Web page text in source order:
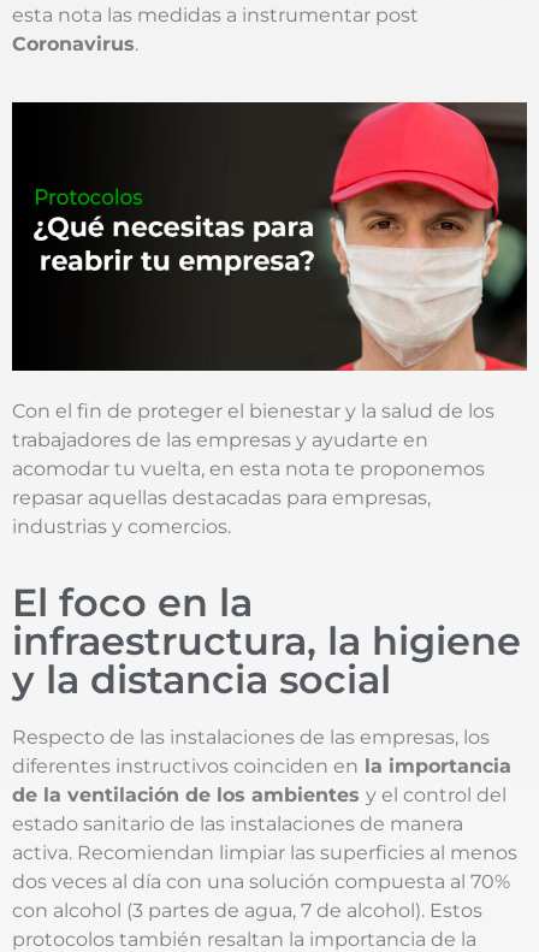
esta nota las medidas a instrumentar post
Coronavirus.
Con el fin de proteger el bienestar y la salud de los
trabajadores de las empresas y ayudarte en
acomodar tu vuelta, en esta nota te proponemos
repasar aquellas destacadas para empresas,
industrias y comercios.
El foco en la
infraestructura, la higiene
y la distancia social
Respecto de las instalaciones de las empresas, los
diferentes instructivos coinciden en la importancia
de la ventilación de los ambientes y el control del
estado sanitario de las instalaciones de manera
activa. Recomiendan limpiar las superficies al menos
dos veces al día con una solución compuesta al 70%
con alcohol (3 partes de agua, 7 de alcohol). Estos
protocolos también resaltan la importancia de la